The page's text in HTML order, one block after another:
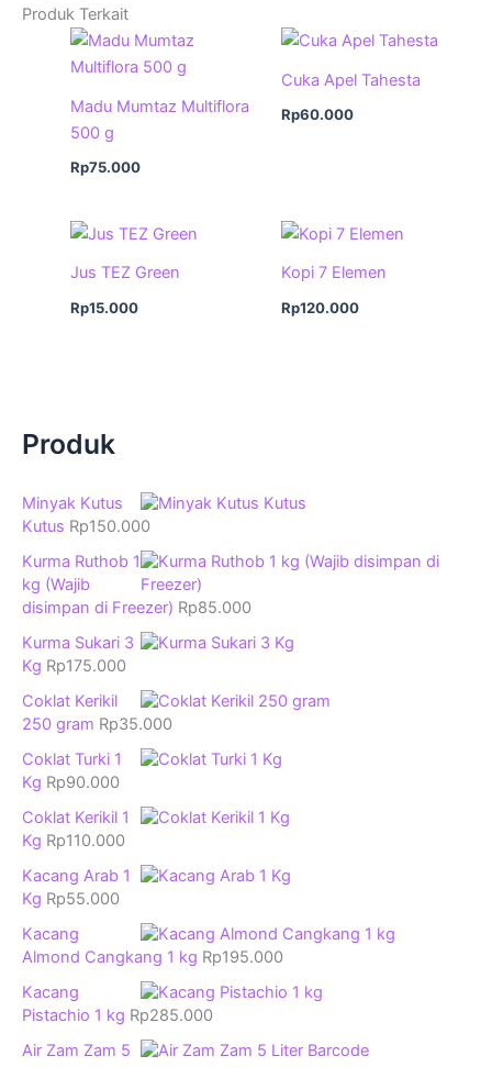
Produk Terkait
Madu Mumtaz Multiflora
500 g
Rp75.000
Cuka Apel Tahesta
Rp60.000
Jus TEZ Green
Rp15.000
Kopi 7 Elemen
Rp120.000
Produk
Minyak Kutus
Kutus Rp150.000
Kurma Ruthob 1
kg (Wajib
disimpan di Freezer) Rp85.000
Kurma Sukari 3
Kg Rp175.000
Coklat Kerikil
250 gram Rp35.000
Coklat Turki 1
Kg Rp90.000
Coklat Kerikil 1
Kg Rp110.000
Kacang Arab 1
Kg Rp55.000
Kacang
Almond Cangkang 1 kg Rp195.000
Kacang
Pistachio 1 kg Rp285.000
Air Zam Zam 5